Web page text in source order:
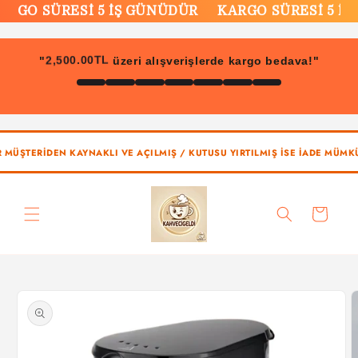
5 İŞ GÜNÜDÜR KARGO SÜRESİ 5 İŞ
"2,500.00TL üzeri alışverişlerde kargo bedava!"
İçeriğe
atla
KAYNAKLI VE AÇILMIŞ / KUTUSU YIRTILMIŞ İSE İADE MÜMKÜN DEĞİLDİR
Sepet
bilgisine
atla